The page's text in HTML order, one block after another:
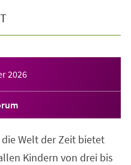
2026
Welt der Zeit bietet
Kindern von drei bis